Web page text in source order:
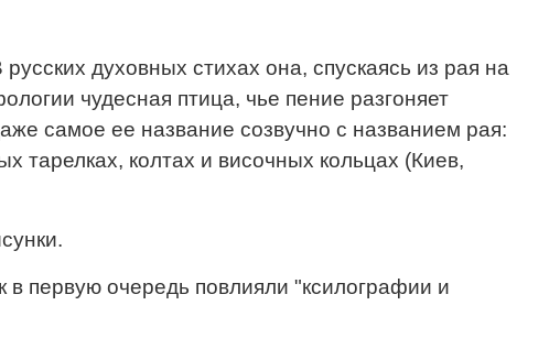
духовных стихах она, спускаясь из рая на
чудесная птица, чье пение разгоняет
самое ее название созвучно с названием рая:
тарелках, колтах и височных кольцах (Киев,
первую очередь повлияли "ксилографии и